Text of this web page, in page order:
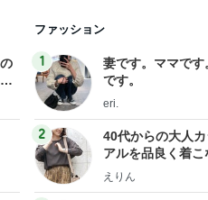
ファッション
1
妻です。ママです
です。
eri.
2
40代からの大人
アルを品良く着こ
ファッションブロ
えりん